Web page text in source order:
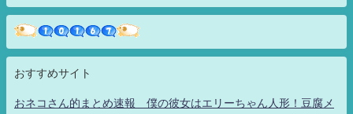
おすすめサイト
おネコさん的まとめ速報 僕の彼女はエリーちゃん人形！豆腐メ